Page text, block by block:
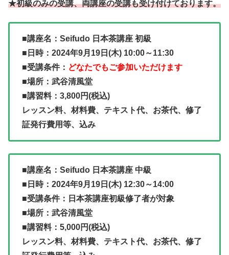
★初級のみの受講、両講座の受講も受け付けております。
■講座名：Seifudo 日本茶講座 初級
■日時：2024年9月19日(木) 10:00～11:30
■受講条件： どなたでもご参加いただけます
■場所：武谷清風堂
■講習料：3,800円(税込)
レッスン料、材料費、テキスト代、お茶代、修了
証発行費用等、込み
■講座名：Seifudo 日本茶講座 中級
■日時：2024年9月19日(木) 12:30～14:00
■受講条件：日本茶講座初級修了者が対象
■場所：武谷清風堂
■講習料：5,000円(税込)
レッスン料、材料費、テキスト代、お茶代、修了